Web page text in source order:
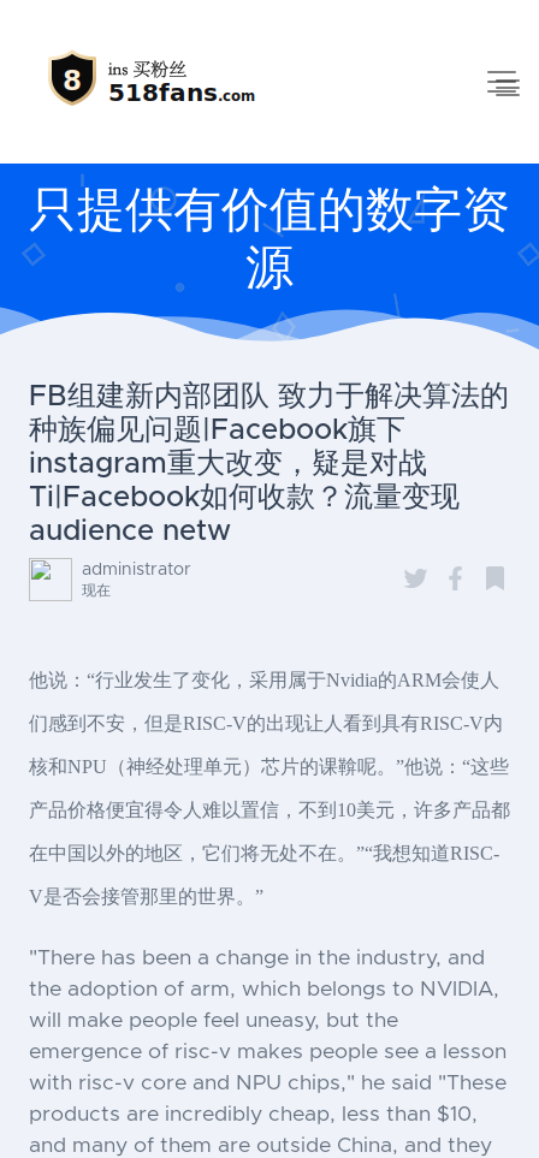
只提供有价值的数字资
源
FB组建新内部团队 致力于解决算法的
种族偏见问题|Facebook旗下
instagram重大改变，疑是对战
Ti|Facebook如何收款？流量变现
audience netw
administrator
现在
他说：“行业发生了变化，采用属于Nvidia的ARM会使人
们感到不安，但是RISC-V的出现让人看到具有RISC-V内
核和NPU（神经处理单元）芯片的课鞥呢。”他说：“这些
产品价格便宜得令人难以置信，不到10美元，许多产品都
在中国以外的地区，它们将无处不在。”“我想知道RISC-
V是否会接管那里的世界。”
"There has been a change in the industry, and
the adoption of arm, which belongs to NVIDIA,
will make people feel uneasy, but the
emergence of risc-v makes people see a lesson
with risc-v core and NPU chips," he said "These
products are incredibly cheap, less than $10,
and many of them are outside China, and they